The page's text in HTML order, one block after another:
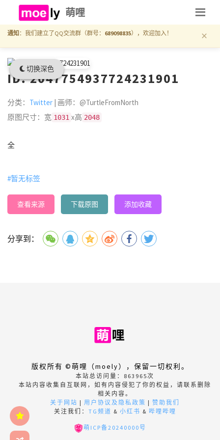
切换深色
萌哩
通知 ：我们建立了QQ交流群（群号： 689098835），欢迎加入！ ×
ID: 2047754937724231901
分类： Twitter | 画师：@TurtleFromNorth
原图尺寸：宽 1031 x高 2048
全
#暂无标签
查看来源 下载原图 添加收藏
分享到：
版权所有 ©萌哩（moely），保留一切权利。
本站总访问量： 863965次
本站内容收集自互联网，如有内容侵犯了你的权益，请联系删除
相关内容。
关于网站 | 用户协议及隐私政策 | 赞助我们
关注我们： TG频道 & 小红书 & 哔哩哔哩
萌ICP备20240000号